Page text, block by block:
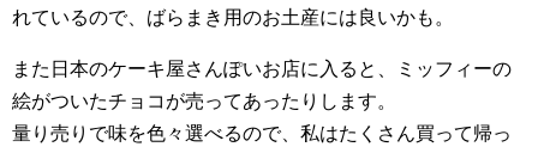
れているので、ばらまき用のお土産には良いかも。
また日本のケーキ屋さんぽいお店に入ると、ミッフィーの
絵がついたチョコが売ってあったりします。
量り売りで味を色々選べるので、私はたくさん買って帰っ